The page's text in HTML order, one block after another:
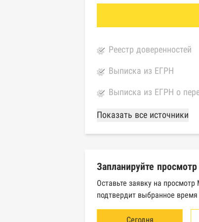
Реестр доверенностей
Выписка из ЕГРН
Выписка из ЕГРН о
База Росстата
Реестры ЕГРЮЛ и
Картотека
Единый федеральный
Показать все источники
Запланируйте
Оставьте заявку на
подтвердит выбранное
Сегодня